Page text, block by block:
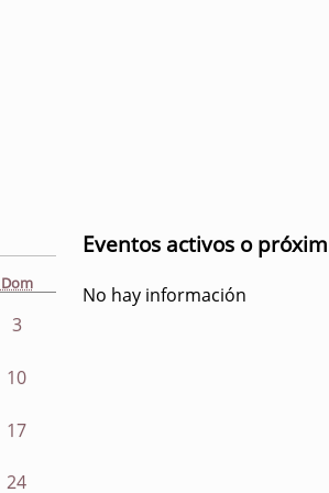
Dom
3
10
17
24
Eventos activos o
No hay información